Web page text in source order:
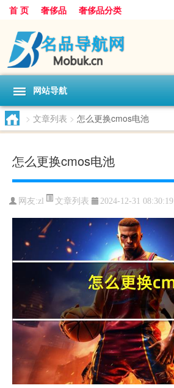
首 页 奢侈品 奢侈品分类
网站导航
> 文章列表 > 怎么更换cmos电池
怎么更换cmos电池
网友:zl 文章列表 2024-12-31 08:30:19